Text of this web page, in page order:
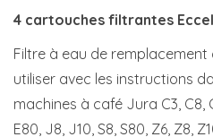
4 cartouches filtrantes
Filtre à eau de
utiliser avec les instructions
machines à café Jura C3, C8,
E80, J8, J10, S8, S80, Z6, Z8,